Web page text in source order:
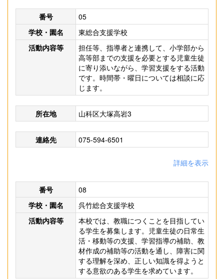
番号
05
学校・園名
東総合支援学校
活動内容等
担任等、指導者と連携して、小学部から
高等部までの支援を必要とする児童生徒
に寄り添いながら、学習支援をする活動
です。時間帯・曜日については相談に応
じます。
所在地 山科区大塚高岩3
連絡先 075-594-6501
詳細を表示
番号
08
学校・園名
呉竹総合支援学校
活動内容等
本校では、教職につくことを目指してい
る学生を募集します。児童生徒の日常生
活・移動等の支援、学習指導の補助、教
材作成の補助等の活動を通し、障害に関
する理解を深め、正しい知識を得ようと
する意欲のある学生を求めています。